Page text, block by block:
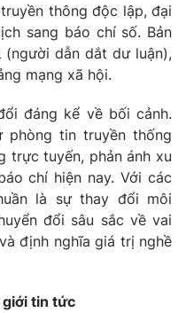
nếu không có sự chấp
khi phát hành lại
thông độc lập, đại
sang báo chí số. Bản
(người dẫn dắt dư luận),
mạng xã hội.
đáng kể về bối cảnh.
phòng tin truyền thống
trực tuyến, phản ánh xu
chí hiện nay. Với các
là sự thay đổi môi
đổi sâu sắc về vai
định nghĩa giá trị nghề
giới tin tức